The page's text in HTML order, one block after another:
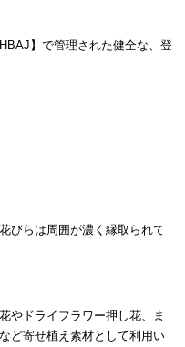
】で管理された健全な、登
びらは周囲が濃く縁取られて
やドライフラワー押し花、ま
ど寄せ植え素材として利用い